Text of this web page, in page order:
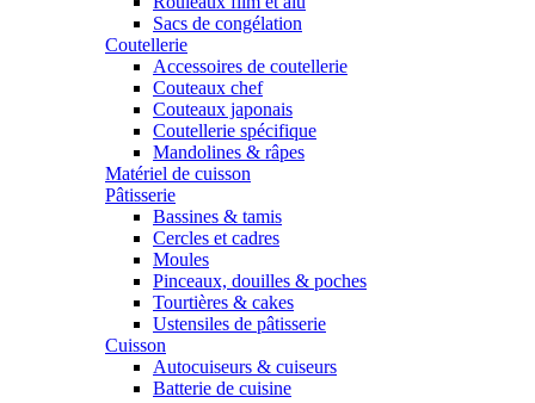
Sacs de congélation
Coutellerie
Accessoires de coutellerie
Couteaux chef
Couteaux japonais
Coutellerie spécifique
Mandolines & râpes
Matériel de cuisson
Pâtisserie
Bassines & tamis
Cercles et cadres
Moules
Pinceaux, douilles & poches
Tourtières & cakes
Ustensiles de pâtisserie
Cuisson
Autocuiseurs & cuiseurs
Batterie de cuisine